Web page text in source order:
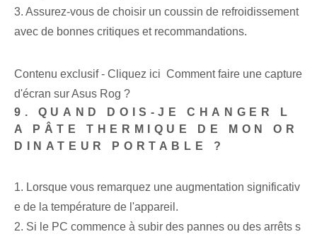
3. Assurez-vous de choisir un coussin de refroidissement
avec de bonnes critiques et recommandations.
Contenu exclusif - Cliquez ici Comment faire une capture
d'écran sur Asus Rog ?
9. QUAND DOIS-JE CHANGER L
A PÂTE THERMIQUE DE MON OR
DINATEUR PORTABLE ?
1. Lorsque vous remarquez une augmentation significativ
e de la température de l'appareil.
2. Si le PC commence à subir des pannes ou des arrêts s